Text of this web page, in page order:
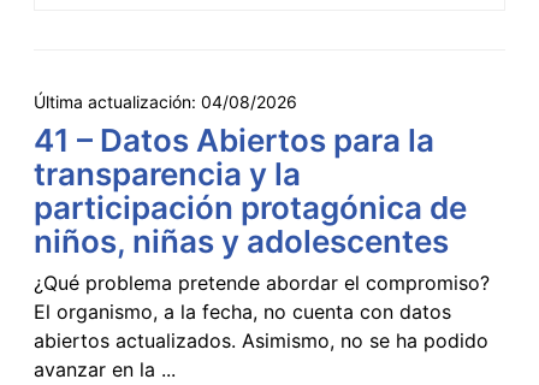
Última actualización: 04/08/2026
41 – Datos Abiertos para la
transparencia y la
participación protagónica de
niños, niñas y adolescentes
¿Qué problema pretende abordar el compromiso?
El organismo, a la fecha, no cuenta con datos
abiertos actualizados. Asimismo, no se ha podido
avanzar en la ...